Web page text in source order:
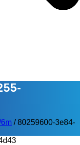
/80259600-3e84-